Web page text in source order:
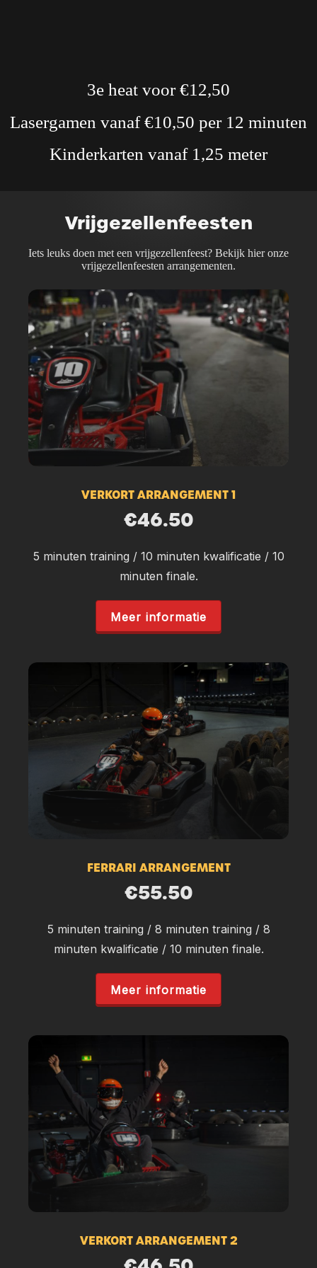
3e heat voor €12,50
Lasergamen vanaf €10,50 per 12 minuten
Kinderkarten vanaf 1,25 meter
Vrijgezellenfeesten
Iets leuks doen met een vrijgezellenfeest? Bekijk hier onze
vrijgezellenfeesten arrangementen.
VERKORT ARRANGEMENT 1
€46.50
5 minuten training / 10 minuten kwalificatie / 10
minuten finale.
Meer informatie
FERRARI ARRANGEMENT
€55.50
5 minuten training / 8 minuten training / 8
minuten kwalificatie / 10 minuten finale.
Meer informatie
VERKORT ARRANGEMENT 2